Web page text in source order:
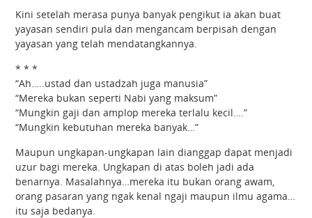
Kini setelah merasa punya banyak pengikut ia akan buat
yayasan sendiri pula dan mengancam berpisah dengan
yayasan yang telah mendatangkannya.
* * *
“Ah…..ustad dan ustadzah juga manusia”
“Mereka bukan seperti Nabi yang maksum”
“Mungkin gaji dan amplop mereka terlalu kecil….”
“Mungkin kebutuhan mereka banyak…”
Maupun ungkapan-ungkapan lain dianggap dapat menjadi
uzur bagi mereka. Ungkapan di atas boleh jadi ada
benarnya. Masalahnya…mereka itu bukan orang awam,
orang pasaran yang ngak kenal ngaji maupun ilmu agama…
itu saja bedanya.